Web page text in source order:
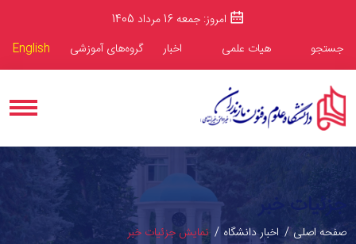
امروز: جمعه 16 مرداد 1405
جستجو
هیات علمی اخبار گروه‌های آموزشی English
جزئیات خبر
صفحه اصلی اخبار دانشگاه نمایش جزئیات خبر